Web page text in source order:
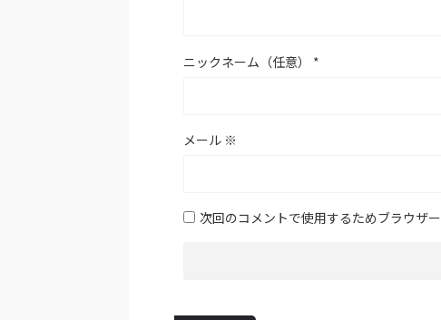
ニックネーム（任意） *
メール ※
次回のコメントで使用するためブラウザ